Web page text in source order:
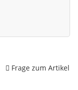
Frage zum Artikel